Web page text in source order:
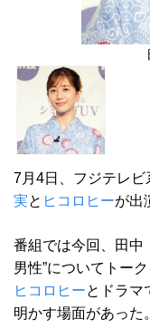
7月4日、フジテレビ
実と ヒコロヒーが出
番組では今回、田中
男性”についてトー
ヒコロヒーとドラマ
明かす場面があった。